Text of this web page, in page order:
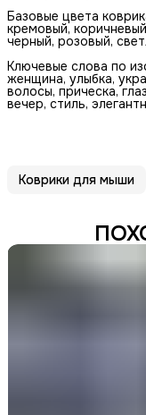
Базовые цвета
кремовый,
черный, розовый,
Ключевые слова по
женщина, улыбка,
волосы, прическа,
вечер, стиль,
Коврики для мыши